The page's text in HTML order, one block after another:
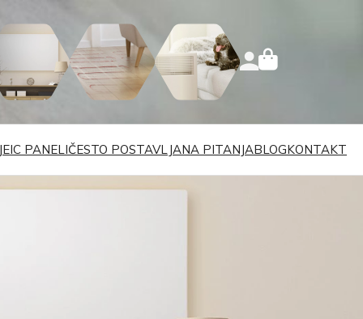
IC PANELIČESTO POSTAVLJANA PITANJABLOGKONTAKT